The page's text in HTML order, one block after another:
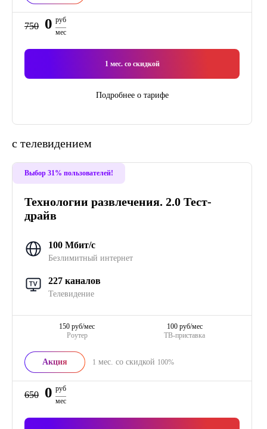
750 0 руб
мес
1мес. со скидкой
Подробнее о тарифе
с телевидением
Выбор 31% пользователей!
Технологии развлечения. 2.0 Тест-
драйв
100 Мбит/с
Безлимитный интернет
227 каналов
Телевидение
Роутер
150 руб/мес
ТВ-приставка
100 руб/мес
Акция 1 мес. со скидкой 100%
650 0 руб
мес